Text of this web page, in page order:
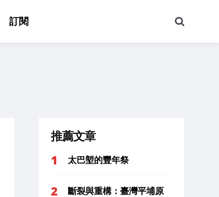
訂閱
尋
推薦文章
太巴塱的豐年祭
斷裂與重構：臺灣平埔原